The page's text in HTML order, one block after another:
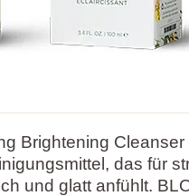
Brightening Cleanser
das für
und glatt anfühlt.